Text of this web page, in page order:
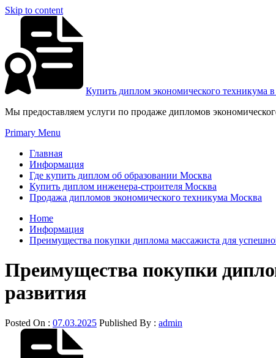
Skip to content
Купить диплом экономического техникума
Мы предоставляем услуги по продаже дипломов
Primary Menu
Главная
Информация
Где купить диплом об образовании Москва
Купить диплом инженера-строителя Москва
Продажа дипломов экономического техникума Москва
Home
Информация
Преимущества покупки диплома массажиста для
Преимущества покупки
развития
Posted On : 07.03.2025 Published By : admin